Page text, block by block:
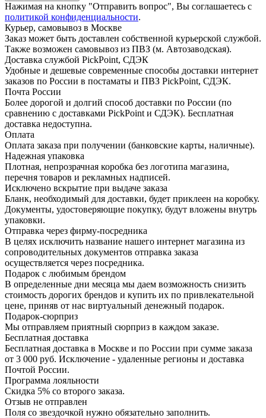
Нажимая на кнопку "Отправить вопрос", Вы соглашаетесь с
политикой конфиденциальности.
Курьер, самовывоз в Москве
Заказ может быть доставлен собственной курьерской службой.
Также возможен самовывоз из ПВЗ (м. Автозаводская).
Доставка службой PickPoint, СДЭК
Удобные и дешевые современные способы доставки интернет
заказов по России в постаматы и ПВЗ PickPoint, СДЭК.
Почта России
Более дорогой и долгий способ доставки по России (по
сравнению с доставками PickPoint и СДЭК). Бесплатная
доставка недоступна.
Оплата
Оплата заказа при получении (банковские карты, наличные).
Надежная упаковка
Плотная, непрозрачная коробка без логотипа магазина,
перечня товаров и рекламных надписей.
Исключено вскрытие при выдаче заказа
Бланк, необходимый для доставки, будет приклеен на коробку.
Документы, удостоверяющие покупку, будут вложены внутрь
упаковки.
Отправка через фирму-посредника
В целях исключить название нашего интернет магазина из
сопроводительных документов отправка заказа
осуществляется через посредника.
Подарок с любимым брендом
В определенные дни месяца мы даем возможность снизить
стоимость дорогих брендов и купить их по привлекательной
цене, приняв от нас виртуальный денежный подарок.
Подарoк-сюрприз
Мы отправляем приятный сюрприз в каждом заказе.
Бесплатная доставка
Бесплатная доставка в Москве и по России при сумме заказа
от 3 000 руб. Исключение - удаленные регионы и доставка
Почтой России.
Программа лояльности
Скидка 5% со второго заказа.
Отзыв не отправлен
Поля со звездочкой нужно обязательно заполнить.